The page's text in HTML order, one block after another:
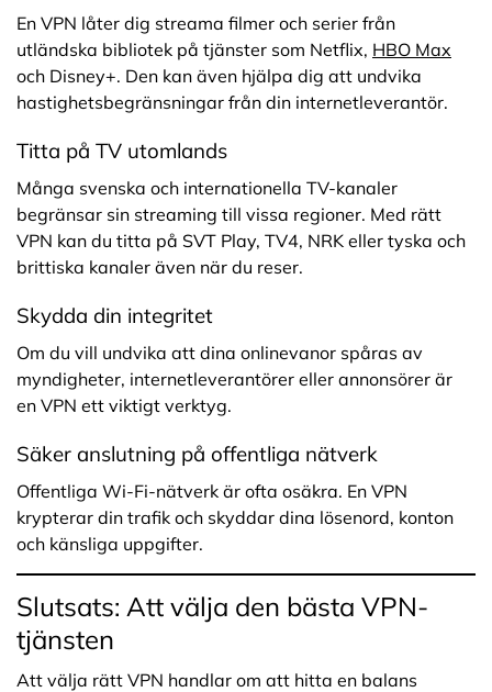
En VPN låter dig streama filmer och serier från
utländska bibliotek på tjänster som Netflix, HBO Max
och Disney+. Den kan även hjälpa dig att undvika
hastighetsbegränsningar från din internetleverantör.
Titta på TV utomlands
Många svenska och internationella TV-kanaler
begränsar sin streaming till vissa regioner. Med rätt
VPN kan du titta på SVT Play, TV4, NRK eller tyska och
brittiska kanaler även när du reser.
Skydda din integritet
Om du vill undvika att dina onlinevanor spåras av
myndigheter, internetleverantörer eller annonsörer är
en VPN ett viktigt verktyg.
Säker anslutning på offentliga nätverk
Offentliga Wi-Fi-nätverk är ofta osäkra. En VPN
krypterar din trafik och skyddar dina lösenord, konton
och känsliga uppgifter.
Slutsats: Att välja den bästa VPN-
tjänsten
Att välja rätt VPN handlar om att hitta en balans